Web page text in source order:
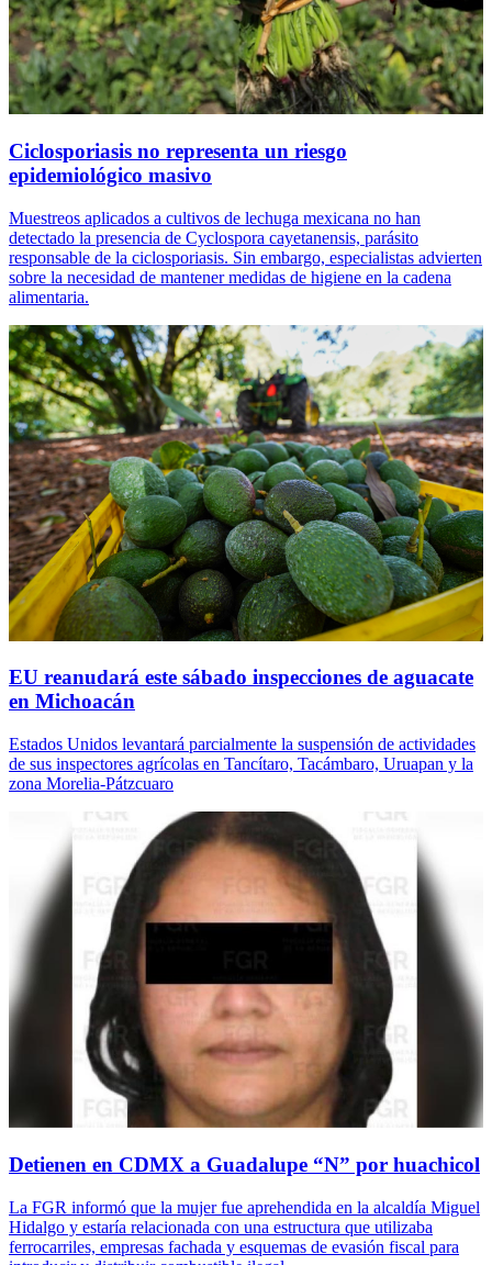
Ciclosporiasis no representa un riesgo
epidemiológico masivo
Muestreos aplicados a cultivos de lechuga mexicana no han
detectado la presencia de Cyclospora cayetanensis, parásito
responsable de la ciclosporiasis. Sin embargo, especialistas advierten
sobre la necesidad de mantener medidas de higiene en la cadena
alimentaria.
EU reanudará este sábado inspecciones de aguacate
en Michoacán
Estados Unidos levantará parcialmente la suspensión de actividades
de sus inspectores agrícolas en Tancítaro, Tacámbaro, Uruapan y la
zona Morelia-Pátzcuaro
Detienen en CDMX a Guadalupe “N” por huachicol
La FGR informó que la mujer fue aprehendida en la alcaldía Miguel
Hidalgo y estaría relacionada con una estructura que utilizaba
ferrocarriles, empresas fachada y esquemas de evasión fiscal para